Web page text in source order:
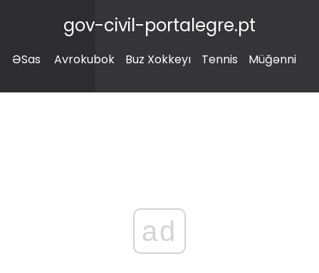
gov-civil-portalegre.pt
ƏSas Avrokubok Buz Xokkeyı Tennis Müğənni
ad